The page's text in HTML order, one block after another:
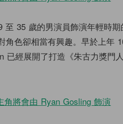
35 歲的男演員飾演年輕時
角色卻相當有興趣。早於上年
已經展開了打造《朱古力獎門